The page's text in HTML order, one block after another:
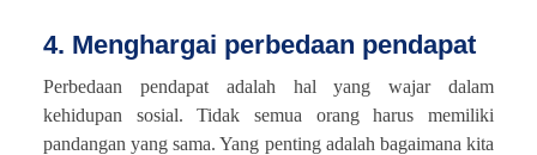
4. Menghargai perbedaan pendapat
Perbedaan pendapat adalah hal yang wajar dalam
kehidupan sosial. Tidak semua orang harus memiliki
pandangan yang sama. Yang penting adalah bagaimana kita